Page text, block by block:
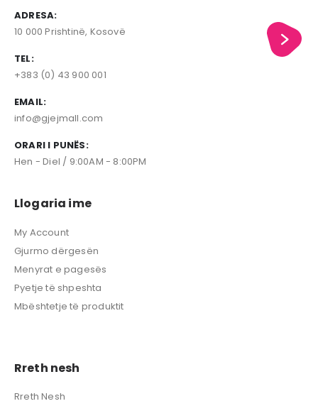
ADRESA:
10 000 Prishtinë, Kosovë
TEL:
+383 (0) 43 900 001
EMAIL:
info@gjejmall.com
ORARI I PUNËS:
Hen - Diel / 9:00AM - 8:00PM
Llogaria ime
My Account
Gjurmo dërgesën
Menyrat e pagesës
Pyetje të shpeshta
Mbështetje të produktit
Rreth nesh
Rreth Nesh